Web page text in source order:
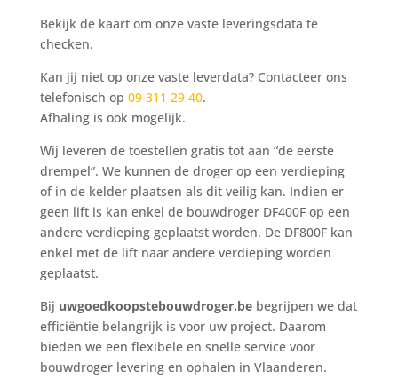
Bekijk de kaart om onze vaste leveringsdata te
checken.
Kan jij niet op onze vaste leverdata? Contacteer ons
telefonisch op 09 311 29 40.
Afhaling is ook mogelijk.
Wij leveren de toestellen gratis tot aan “de eerste
drempel”. We kunnen de droger op een verdieping
of in de kelder plaatsen als dit veilig kan. Indien er
geen lift is kan enkel de bouwdroger DF400F op een
andere verdieping geplaatst worden. De DF800F kan
enkel met de lift naar andere verdieping worden
geplaatst.
Bij uwgoedkoopstebouwdroger.bebegrijpen we dat
efficiëntie belangrijk is voor uw project. Daarom
bieden we een flexibele en snelle service voor
bouwdroger levering en ophalen in Vlaanderen.